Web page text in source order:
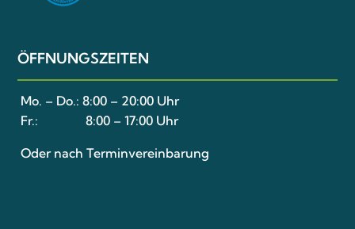
ÖFFNUNGSZEITEN
Mo. – Do.:8:00 – 20:00 Uhr
Fr.:8:00 – 17:00 Uhr
Oder nach Terminvereinbarung